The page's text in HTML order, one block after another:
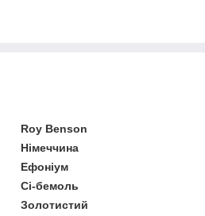
Roy Benson
Німеччина
Ефоніум
Сі-бемоль
Золотистий